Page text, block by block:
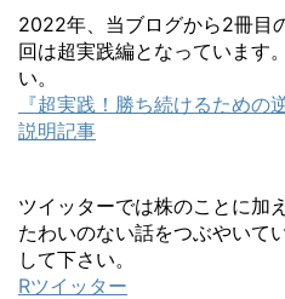
2022年、当ブログから2冊目
回は超実践編となっています
い。
『超実践！勝ち続けるため
説明記事
ツイッターでは株のことに加
たわいのない話をつぶやいて
して下さい。
Rツイッター